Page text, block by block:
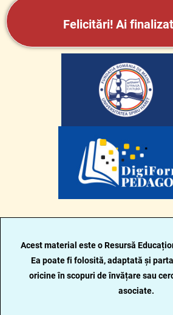
Felicitări! Ai
Acest material este o Resursă
Ea poate fi folosită, adaptată și
oricineîn scopuri de învățare sau
asociate.